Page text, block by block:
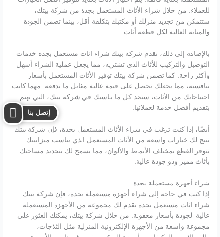
للعملاء. من خلال شراء الأثاث المستعمل بجدة من شركة بيتك،
ستتمكن من تجديد منزلك أو مكتبك بتكلفة أقل، بينما تضمن الجودة
والمتانة العالية لكل قطعة أثاث.
بالإضافة إلى ذلك، تقدم شركة بيتك شراء اثاث مستعمل بجدة خدمات
التوصيل والتركيب للأثاث الذي تشتريه، مما يجعل عملية الشراء أسهل
وأكثر راحة. كما تضمن شركة بيتك توفير الأثاث المستعمل بأسعار
تنافسية، مما يجعلك تحصل على قيمة عالية مقابل ما تدفعه. مهما كانت
احتياجاتك من الأثاث، ستجد كل ما يناسبك في شركة بيتك، التي تهتم
بتقديم أفضل خدمة لعملائها.
أيضًا، إذا كنت ترغب في شراء الأثاث المستعمل بجدة، فإن شركة بيتك
تتيح لك خيارات واسعة من الأثاث المستعمل الذي يناسب ميزانيتك.
تتوفر القطع بمختلف الأنماط والألوان، مما يسمح لك بتجديد مساحتك
بأثاث مميز وذو جودة عالية.
شراء أجهزة مستعملة بجدة
إذا كنت في حاجة إلى شراء أجهزة مستعملة بجدة، فإن شركة بيتك
شراء اثاث مستعمل بجدة تقدم لك مجموعة من الأجهزة المستعملة
عالية الجودة بأسعار معقولة. من خلال شركة بيتك، يمكنك العثور على
مجموعة واسعة من الأجهزة الإلكترونية المنزلية مثل الثلاجات،
إتصل بنا